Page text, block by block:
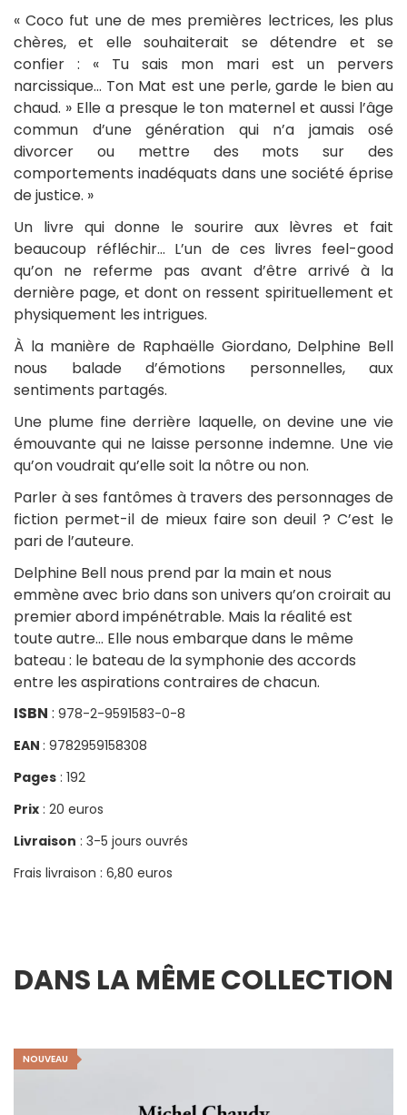
« Coco fut une de mes premières lectrices, les plus
chères, et elle souhaiterait se détendre et se
confier : « Tu sais mon mari est un pervers
narcissique… Ton Mat est une perle, garde le bien au
chaud. » Elle a presque le ton maternel et aussi l’âge
commun d’une génération qui n’a jamais osé
divorcer ou mettre des mots sur des
comportements inadéquats dans une société éprise
de justice. »
Un livre qui donne le sourire aux lèvres et fait
beaucoup réfléchir… L’un de ces livres feel-good
qu’on ne referme pas avant d’être arrivé à la
dernière page, et dont on ressent spirituellement et
physiquement les intrigues.
À la manière de Raphaëlle Giordano, Delphine Bell
nous balade d’émotions personnelles, aux
sentiments partagés.
Une plume fine derrière laquelle, on devine une vie
émouvante qui ne laisse personne indemne. Une vie
qu’on voudrait qu’elle soit la nôtre ou non.
Parler à ses fantômes à travers des personnages de
fiction permet-il de mieux faire son deuil ? C’est le
pari de l’auteure.
Delphine Bell nous prend par la main et nous
emmène avec brio dans son univers qu’on croirait au
premier abord impénétrable. Mais la réalité est
toute autre… Elle nous embarque dans le même
bateau : le bateau de la symphonie des accords
entre les aspirations contraires de chacun.
ISBN : 978-2-9591583-0-8
EAN : 9782959158308
Pages : 192
Prix : 20 euros
Livraison : 3-5 jours ouvrés
Frais livraison : 6,80 euros
DANS LA MÊME COLLECTION
NOUVEAU